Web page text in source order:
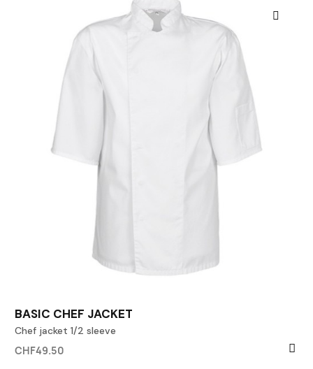
BASIC CHEF JACKET
Chef jacket 1/2 sleeve
CHF49.50